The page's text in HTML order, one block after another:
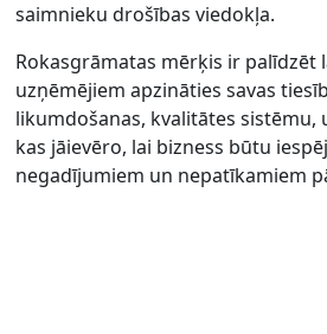
saimnieku drošības viedokļa.
Rokasgrāmatas mērķis ir palīdzēt
uzņēmējiem apzināties savas
likumdošanas, kvalitātes sistēmu,
kas jāievēro, lai bizness būtu
negadījumiem un nepatīkamiem